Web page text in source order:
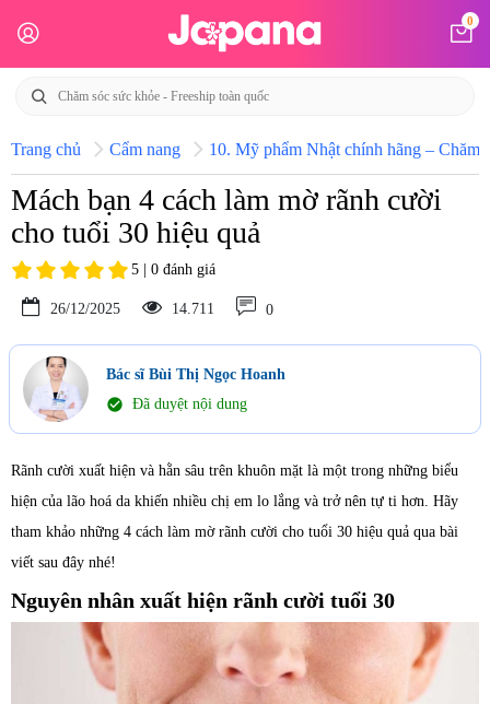
0
Trang chủ Cẩm nang 10. Mỹ phẩm Nhật chính hãng – Chăm
Mách bạn 4 cách làm mờ rãnh cười
cho tuổi 30 hiệu quả
5 | 0 đánh giá
26/12/2025 14.711 0
Bác sĩ Bùi Thị Ngọc Hoanh
check_circle Đã duyệt nội dung
Rãnh cười xuất hiện và hằn sâu trên khuôn mặt là một trong những biểu
hiện của lão hoá da khiến nhiều chị em lo lắng và trở nên tự ti hơn. Hãy
tham khảo những 4 cách làm mờ rãnh cười cho tuổi 30 hiệu quả qua bài
viết sau đây nhé!
Nguyên nhân xuất hiện rãnh cười tuổi 30